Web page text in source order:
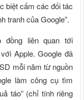
biệt cấm các đối tác
tranh của Google”.
đồng liên quan tới
Apple. Google đã
mỗi năm từ nguồn
làm công cụ tìm
táo” (chỉ tính riêng